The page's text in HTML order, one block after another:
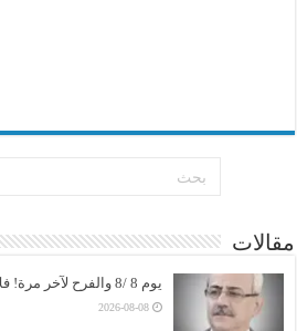
مقالات
يوم 8 /8 والفرح لآخر مرة! فلاح المشعل
2026-08-08